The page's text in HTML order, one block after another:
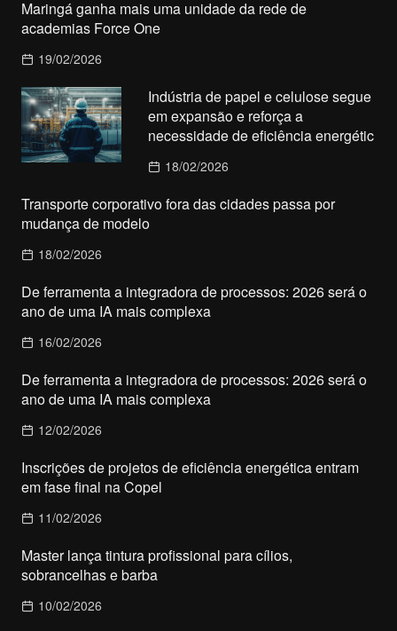
Maringá ganha mais uma unidade da rede de
academias Force One
19/02/2026
Indústria de papel e celulose segue
em expansão e reforça a
necessidade de eficiência energétic
18/02/2026
Transporte corporativo fora das cidades passa por
mudança de modelo
18/02/2026
De ferramenta a integradora de processos: 2026 será o
ano de uma IA mais complexa
16/02/2026
De ferramenta a integradora de processos: 2026 será o
ano de uma IA mais complexa
12/02/2026
Inscrições de projetos de eficiência energética entram
em fase final na Copel
11/02/2026
Master lança tintura profissional para cílios,
sobrancelhas e barba
10/02/2026